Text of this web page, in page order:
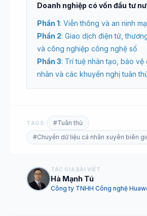
Doanh nghiệp có vốn đầu tư
Phần 1: Viễn thông và an ninh
Phần 2: Giao dịch điện tử,
và công nghiệp công nghệ số
Phần 3: Trí tuệ nhân tạo, bảo vệ
nhân và các khuyến nghị tuân
TAGS:
#Tuân thủ
#Chuyển dữ liệu cá nhân xuyên biên
TÁC GIẢ BÀI VIẾT
Hà Mạnh Tú
Công ty TNHH Công nghệ